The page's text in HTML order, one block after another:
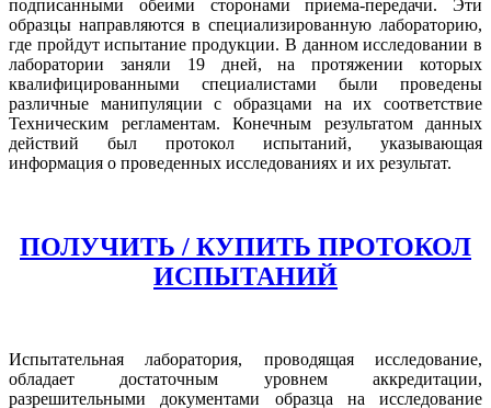
подписанными обеими сторонами приема-передачи. Эти
образцы направляются в специализированную лабораторию,
где пройдут испытание продукции. В данном исследовании в
лаборатории заняли 19 дней, на протяжении которых
квалифицированными специалистами были проведены
различные манипуляции с образцами на их соответствие
Техническим регламентам. Конечным результатом данных
действий был протокол испытаний, указывающая
информация о проведенных исследованиях и их результат.
ПОЛУЧИТЬ / КУПИТЬ ПРОТОКОЛ
ИСПЫТАНИЙ
Испытательная лаборатория, проводящая исследование,
обладает достаточным уровнем аккредитации,
разрешительными документами образца на исследование